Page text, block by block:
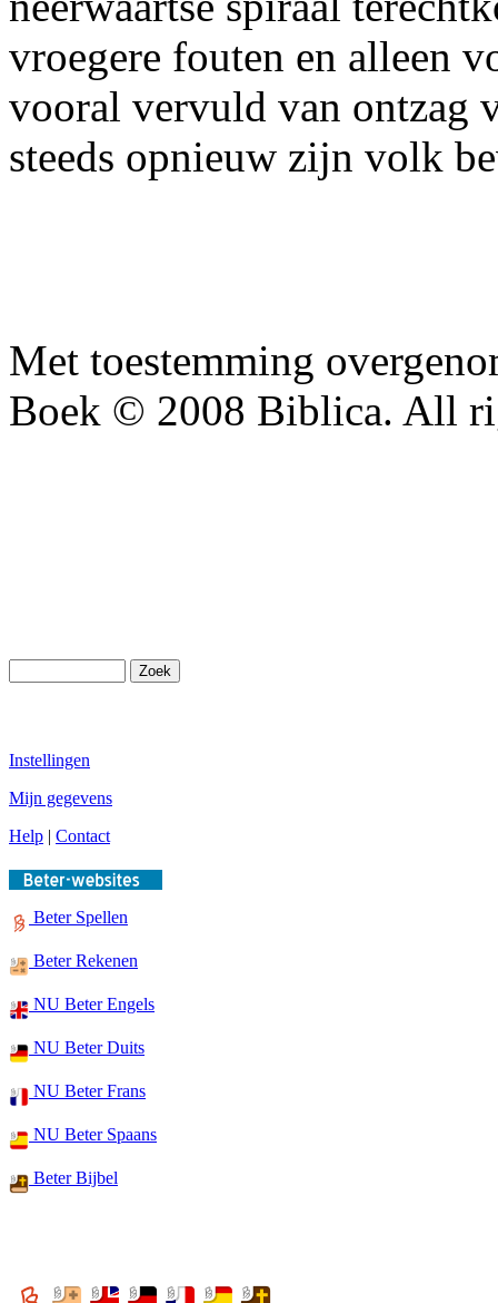
vroegere fouten en alleen
vooral vervuld van ontzag
steeds opnieuw zijn volk
Met toestemming
Boek © 2008 Biblica. All
Instellingen
Mijn gegevens
Help | Contact
Beter Spellen
Beter Rekenen
NU Beter Engels
NU Beter Duits
NU Beter Frans
NU Beter Spaans
Beter Bijbel